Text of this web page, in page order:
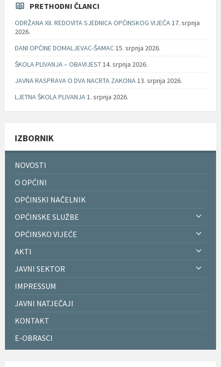
PRETHODNI ČLANCI
ODRŽANA XII. REDOVITA SJEDNICA OPĆINSKOG VIJEĆA17. srpnja
2026.
DANI OPĆINE DOMALJEVAC-ŠAMAC15. srpnja 2026.
ŠKOLA PLIVANJA – OBAVIJEST14. srpnja 2026.
JAVNA RASPRAVA O DVA NACRTA ZAKONA13. srpnja 2026.
LJETNA ŠKOLA PLIVANJA1. srpnja 2026.
IZBORNIK
NOVOSTI
O OPĆINI
OPĆINSKI NAČELNIK
OPĆINSKE SLUŽBE
OPĆINSKO VIJEĆE
AKTI
JAVNI SEKTOR
IMPRESSUM
JAVNI NATJEČAJI
KONTAKT
E-OBRASCI